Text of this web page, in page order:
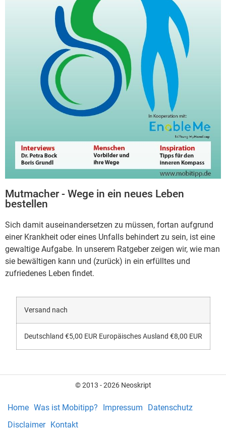
Mutmacher - Wege in ein neues Leben
bestellen
Sich damit auseinandersetzen zu müssen, fortan aufgrund
einer Krankheit oder eines Unfalls behindert zu sein, ist eine
gewaltige Aufgabe. In unserem Ratgeber zeigen wir, wie man
sie bewältigen kann und (zurück) in ein erfülltes und
zufriedenes Leben findet.
Versand nach
Deutschland €5,00 EUR Europäisches Ausland €8,00 EUR
© 2013 - 2026 Neoskript
Home Was ist Mobitipp? Impressum
Datenschutz
Disclaimer
Kontakt